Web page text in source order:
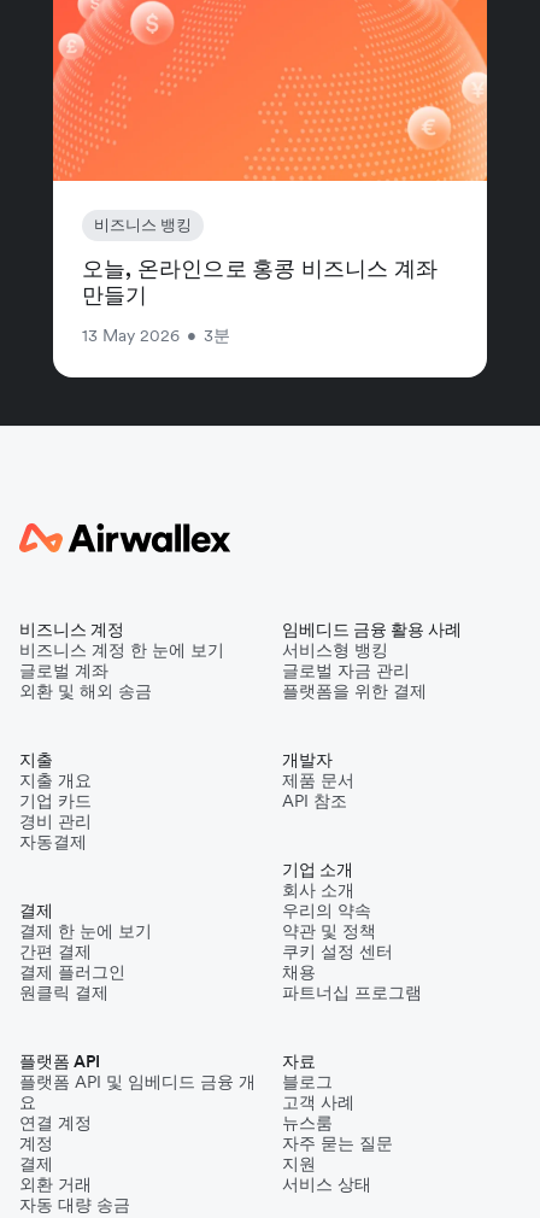
비즈니스 뱅킹
오늘, 온라인으로 홍콩 비즈니스 계좌
만들기
13 May 2026 • 3분
비즈니스 계정
비즈니스 계정 한 눈에 보기
글로벌 계좌
외환 및 해외 송금
지출
지출 개요
기업 카드
경비 관리
자동결제
결제
결제 한 눈에 보기
간편 결제
결제 플러그인
원클릭 결제
플랫폼 API
플랫폼 API 및 임베디드 금융 개
요
연결 계정
계정
결제
외환 거래
자동 대량 송금
임베디드 금융 활용 사례
서비스형 뱅킹
글로벌 자금 관리
플랫폼을 위한 결제
개발자
제품 문서
API 참조
기업 소개
회사 소개
우리의 약속
약관 및 정책
쿠키 설정 센터
채용
파트너십 프로그램
자료
블로그
고객 사례
뉴스룸
자주 묻는 질문
지원
서비스 상태